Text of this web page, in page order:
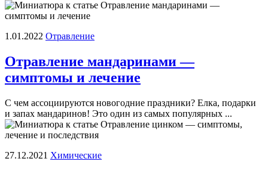
1.01.2022 Отравление
Отравление мандаринами —
симптомы и лечение
С чем ассоциируются новогодние праздники? Елка, подарки
и запах мандаринов! Это один из самых популярных ...
27.12.2021 Химические